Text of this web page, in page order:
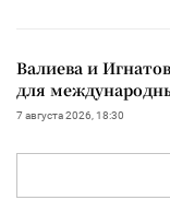
Валиева и
для
7 августа 2026, 18:30